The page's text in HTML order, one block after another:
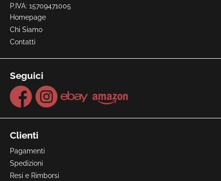
P.IVA: 15709471005
Homepage
Chi Siamo
Contatti
Seguici
Clienti
Pagamenti
Spedizioni
Resi e Rimborsi